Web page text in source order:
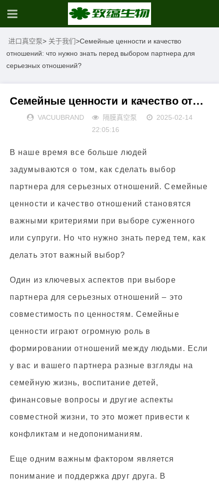
进口真空泵> 关于我们>Семейные ценности и качество
отношений: что нужно знать перед выбором партнера для
серьезных отношений?
Семейные ценности и качество отношений: что нужно знать перед выбором партнера для серьезных отношений?
VACUUBRAND 隔膜真空泵
2025-02-14
22:05:16
В наше время все больше людей
задумываются о том, как сделать выбор
партнера для серьезных отношений. Семейные
ценности и качество отношений становятся
важными критериями при выборе суженного
или супруги. Но что нужно знать перед тем, как
делать этот важный выбор?
Один из ключевых аспектов при выборе
партнера для серьезных отношений – это
совместимость по ценностям. Семейные
ценности играют огромную роль в
формировании отношений между людьми. Если
у вас и вашего партнера разные взгляды на
семейную жизнь, воспитание детей,
финансовые вопросы и другие аспекты
совместной жизни, то это может привести к
конфликтам и недопониманиям.
Еще одним важным фактором является
понимание и поддержка друг друга. В